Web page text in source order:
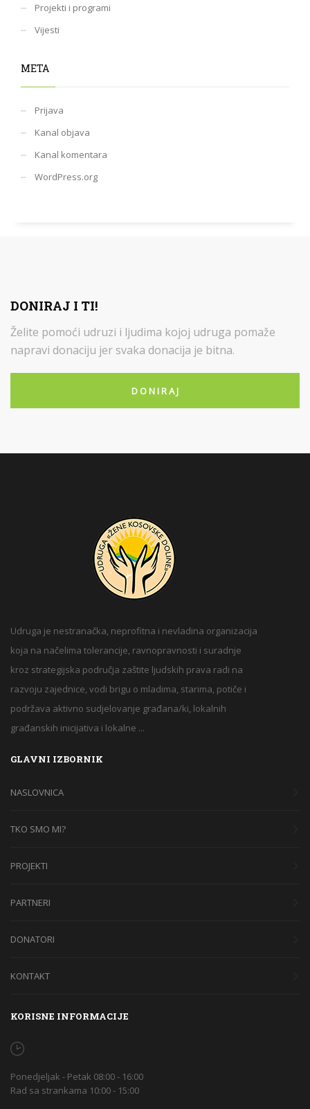
Projekti i programi
Vijesti
META
Prijava
Kanal objava
Kanal komentara
WordPress.org
DONIRAJ I TI!
Želite pomoći udruzi i ljudima kojoj udruga pomaže
napravi donaciju jer svaka donacija je bitna.
D O N I R A J
Udruga je nestranačka, neprofitna i nevladina organizacija
koja na načelima tolerancije, ravnopravnosti i suradnje
kroz strategijska područja zaštite ljudskih prava radi na
razvoju zajednice, vodi brigu o mladima, starima, potiče i
podržava aktivno sudjelovanje građana/ki, lokalnih
građanskih inicijativa i lokalne ...
GLAVNI IZBORNIK
NASLOVNICA
TKO SMO MI?
PROJEKTI
PARTNERI
DONATORI
KONTAKT
KORISNE INFORMACIJE
Ponedjeljak - Petak 08:00 - 16:00
Rad sa strankama 10:00 - 15:00